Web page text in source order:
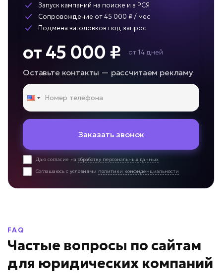
Запуск кампаний на поиске и в РСЯ
Сопровождение от 45 000 ₽ / мес
Подмена заголовков под запрос
от 45 000 ₽ от 14 дней
Оставьте контакты — рассчитаем рекламу
Заказать звонок
Даю согласие на обработку персональных данных
Соглашаюсь с условиями политики конфиденциальности
FAQ
Частые вопросы по сайтам
для юридических компаний